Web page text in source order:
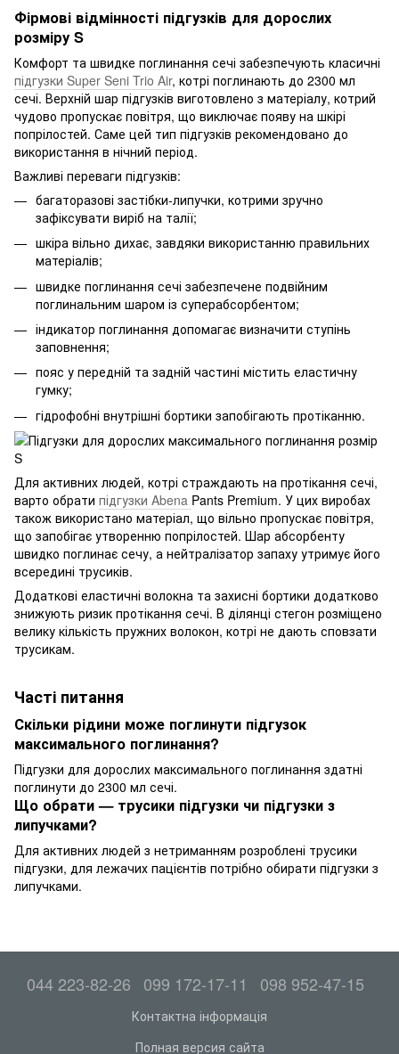
Фірмові відмінності підгузків для дорослих
розміру S
Комфорт та швидке поглинання сечі забезпечують класичні
підгузки Super Seni Trio Air, котрі поглинають до 2300 мл
сечі. Верхній шар підгузків виготовлено з матеріалу, котрий
чудово пропускає повітря, що виключає появу на шкірі
попрілостей. Саме цей тип підгузків рекомендовано до
використання в нічний період.
Важливі переваги підгузків:
багаторазові застібки-липучки, котрими зручно
зафіксувати виріб на талії;
шкіра вільно дихає, завдяки використанню правильних
матеріалів;
швидке поглинання сечі забезпечене подвійним
поглинальним шаром із суперабсорбентом;
індикатор поглинання допомагає визначити ступінь
заповнення;
пояс у передній та задній частині містить еластичну
гумку;
гідрофобні внутрішні бортики запобігають протіканню.
Для активних людей, котрі страждають на протікання сечі,
варто обрати підгузки Abena Pants Premium. У цих виробах
також використано матеріал, що вільно пропускає повітря,
що запобігає утворенню попрілостей. Шар абсорбенту
швидко поглинає сечу, а нейтралізатор запаху утримує його
всередині трусиків.
Додаткові еластичні волокна та захисні бортики додатково
знижують ризик протікання сечі. В ділянці стегон розміщено
велику кількість пружних волокон, котрі не дають сповзати
трусикам.
Часті питання
Скільки рідини може поглинути підгузок
максимального поглинання?
Підгузки для дорослих максимального поглинання здатні
поглинути до 2300 мл сечі.
Що обрати — трусики підгузки чи підгузки з
липучками?
Для активних людей з нетриманням розроблені трусики
підгузки, для лежачих пацієнтів потрібно обирати підгузки з
липучками.
044 223-82-26 099 172-17-11 098 952-47-15
Контактна інформація
Полная версия сайта